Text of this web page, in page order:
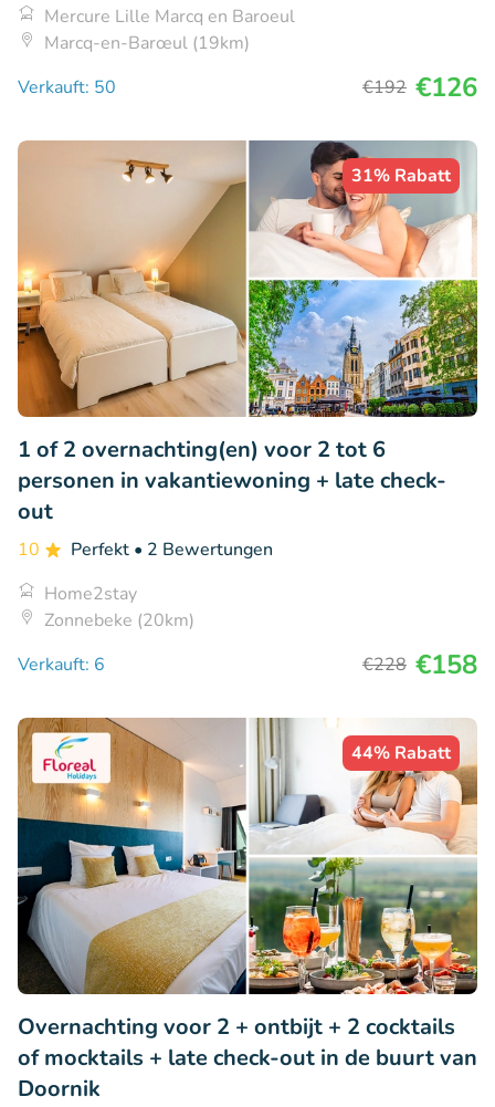
Mercure Lille Marcq en Baroeul
Marcq-en-Barœul (19km)
Verkauft: 50
€192 €126
31% Rabatt
1 of 2 overnachting(en) voor 2 tot 6
personen in vakantiewoning + late check-
out
10 Perfekt • 2 Bewertungen
Home2stay
Zonnebeke (20km)
Verkauft: 6
€228 €158
44% Rabatt
Overnachting voor 2 + ontbijt + 2 cocktails
of mocktails + late check-out in de buurt van
Doornik